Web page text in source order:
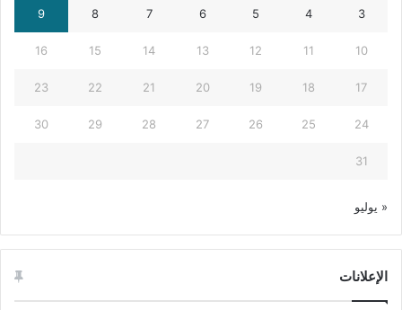
3
4
5
6
7
8
9
10
11
12
13
14
15
16
17
18
19
20
21
22
23
24
25
26
27
28
29
30
31
« يوليو
الإعلانات